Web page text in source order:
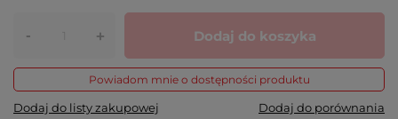
- + Dodaj do koszyka
Powiadom mnie o dostępności produktu
Dodaj do listy zakupowej Dodaj do porównania